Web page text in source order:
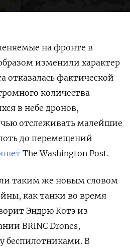
на фронте в
изменили характер
фактической
количества
в небе дронов,
отслеживать малейшие
до перемещений
The Washington Post.
таким же новым словом
как танки во время
Эндрю Котэ из
BRINC Drones,
беспилотниками. В